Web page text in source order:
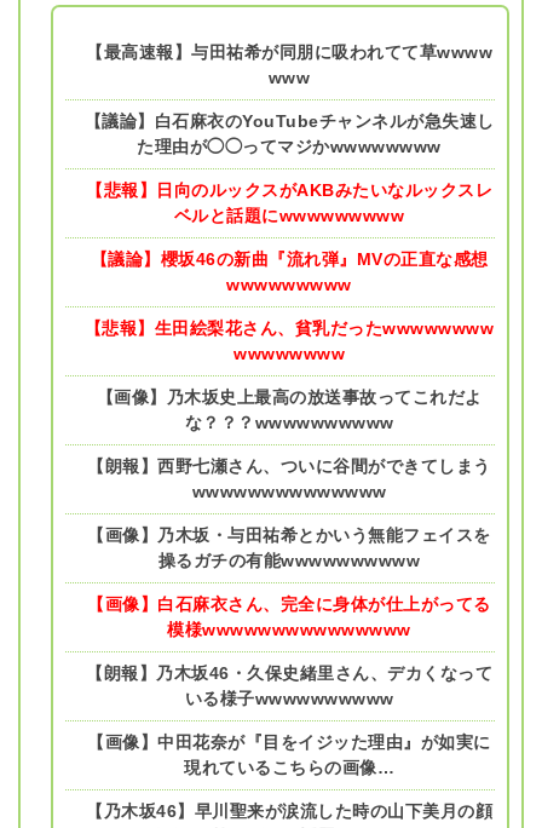
【最高速報】与田祐希が同朋に吸われてて草wwww
www
【議論】白石麻衣のYouTubeチャンネルが急失速し
た理由が◯◯ってマジかwwwwwwww
【悲報】日向のルックスがAKBみたいなルックスレ
ベルと話題にwwwwwwwww
【議論】櫻坂46の新曲『流れ弾』MVの正直な感想
wwwwwwwww
【悲報】生田絵梨花さん、貧乳だったwwwwwwww
wwwwwwww
【画像】乃木坂史上最高の放送事故ってこれだよ
な？？？wwwwwwwwww
【朗報】西野七瀬さん、ついに谷間ができてしまう
wwwwwwwwwwwwww
【画像】乃木坂・与田祐希とかいう無能フェイスを
操るガチの有能wwwwwwwwww
【画像】白石麻衣さん、完全に身体が仕上がってる
模様wwwwwwwwwwwwwww
【朗報】乃木坂46・久保史緒里さん、デカくなって
いる様子wwwwwwwwww
【画像】中田花奈が『目をイジッた理由』が如実に
現れているこちらの画像…
【乃木坂46】早川聖来が涙流した時の山下美月の顔